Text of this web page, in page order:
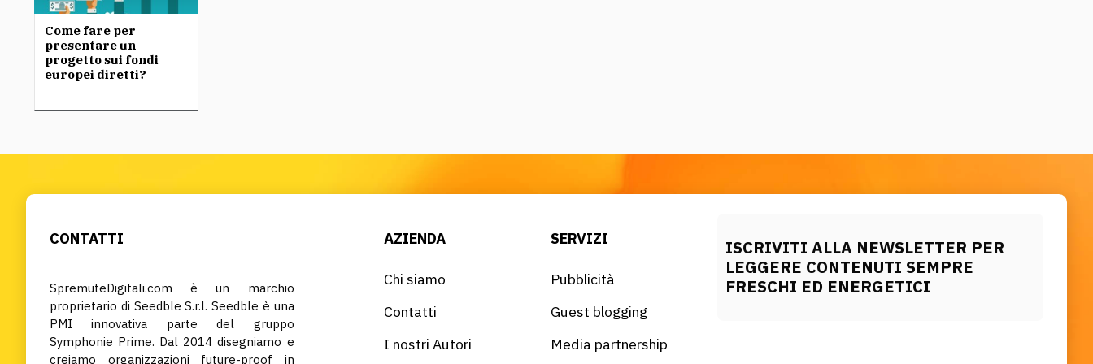
Come fare per
presentare un
progetto sui fondi
europei diretti?
CONTATTI
SpremuteDigitali.com è un marchio
proprietario di Seedble S.r.l. Seedble è una
PMI innovativa parte del gruppo
Symphonie Prime. Dal 2014 disegniamo e
creiamo organizzazioni future-proof in
AZIENDA
Chi siamo
Contatti
I nostri Autori
SERVIZI
Pubblicità
Guest blogging
Media partnership
ISCRIVITI ALLA NEWSLETTER PER
LEGGERE CONTENUTI SEMPRE
FRESCHI ED ENERGETICI